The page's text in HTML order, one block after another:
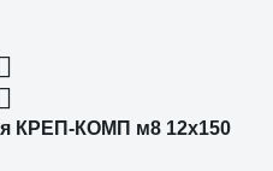
КРЕП-КОМП м8 12х150